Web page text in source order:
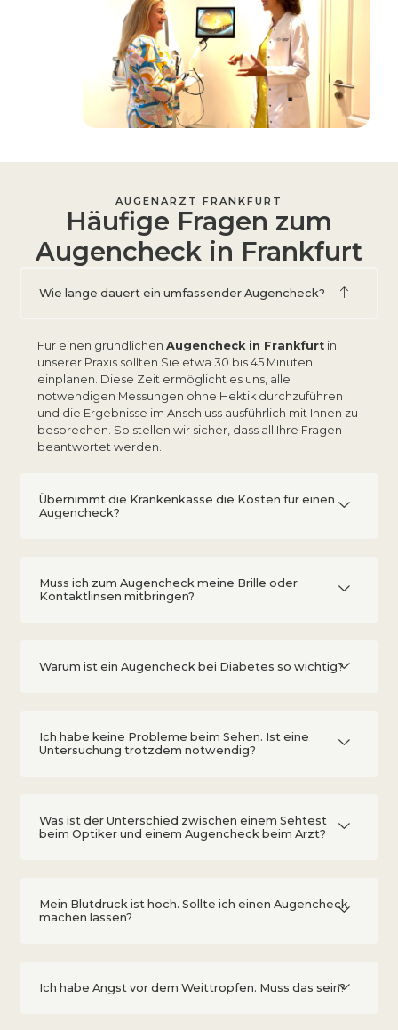
AUGENARZT FRANKFURT
Häufige Fragen zum
Augencheck in Frankfurt
Wie lange dauert ein umfassender Augencheck?
Für einen gründlichenAugencheck in Frankfurt in
unserer Praxis sollten Sie etwa 30 bis 45 Minuten
einplanen. Diese Zeit ermöglicht es uns, alle
notwendigen Messungen ohne Hektik durchzuführen
und die Ergebnisse im Anschluss ausführlich mit Ihnen zu
besprechen. So stellen wir sicher, dass all Ihre Fragen
beantwortet werden.
Übernimmt die Krankenkasse die Kosten für einen
Augencheck?
Muss ich zum Augencheck meine Brille oder
Kontaktlinsen mitbringen?
Warum ist ein Augencheck bei Diabetes so wichtig?
Ich habe keine Probleme beim Sehen. Ist eine
Untersuchung trotzdem notwendig?
Was ist der Unterschied zwischen einem Sehtest
beim Optiker und einem Augencheck beim Arzt?
Mein Blutdruck ist hoch. Sollte ich einen Augencheck
machen lassen?
Ich habe Angst vor dem Weittropfen. Muss das sein?